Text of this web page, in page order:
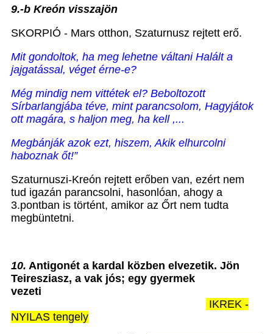
9.-b Kreón visszajön
SKORPIÓ - Mars otthon, Szaturnusz rejtett erő.
Mit gondoltok, ha meg lehetne váltaniHalált a
jajgatással, véget érne-e?
Még mindig nem vittétek el? Beboltozott
Sírbarlangjába téve, mint parancsolom, Hagyjátok
ott magára, s haljon meg, ha kell ,...
Megbánják azok ezt, hiszem, Akik elhurcolni
haboznak őt!”
Szaturnuszi-Kreón rejtett erőben van, ezért nem
tud igazán parancsolni, hasonlóan, ahogy a
3.pontban is történt, amikor az Őrt nem tudta
megbüntetni.
10. Antigonét a kardal közben elvezetik. Jön
Teiresziasz, a vak jós; egy gyermek
vezeti
IKREK -
NYILAS tengely